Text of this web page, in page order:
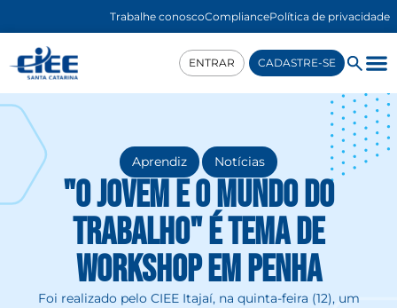
Trabalhe conoscoCompliancePolítica de privacidade
ENTRAR CADASTRE-SE
Aprendiz , Notícias
"O jovem e o mundo do
trabalho" é tema de
workshop em Penha
Foi realizado pelo CIEE Itajaí, na quinta-feira (12), um